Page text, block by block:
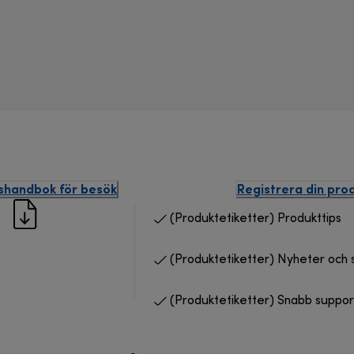
för besök Registrera din
(Produktetiketter) Produkttips
(Produktetiketter) Nyheter och
(Produktetiketter) Snabb